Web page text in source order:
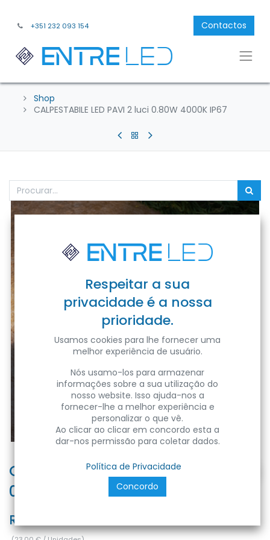
+351 232 093 154 Contactos
Shop
CALPESTABILE LED PAVI 2 luci 0.80W 4000K IP67
CALPESTABILE LED PAVI 2 luci
0.80W 4000K IP67
Ref:
Respeitar a sua
privacidade é a nossa
prioridade.
Usamos cookies para lhe fornecer uma
melhor experiência de usuário.
Nós usamo-los para armazenar
informações sobre a sua utilização do
nosso website. Isso ajuda-nos a
fornecer-lhe a melhor experiência e
personalizar o que vê.
Ao clicar ao clicar em concordo esta a
dar-nos permissão para coletar dados.
Política de Privacidade
Concordo